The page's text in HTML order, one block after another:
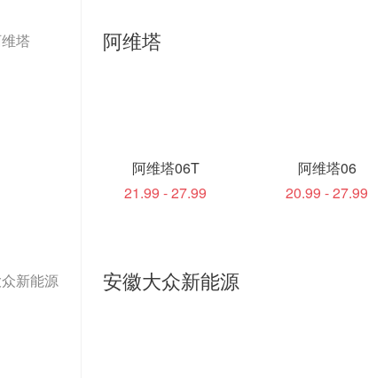
塔 阿维塔
阿维塔06T
21.99 - 27.99
阿维塔06
20.99 - 27.99
新能源 安徽大众新能源